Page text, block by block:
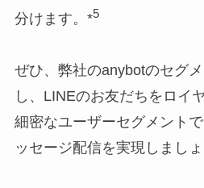
分けます。*5
ぜひ、弊社のanybotのセグ
し、LINEのお友だちをロイ
細密なユーザーセグメント
ッセージ配信を実現しましょ